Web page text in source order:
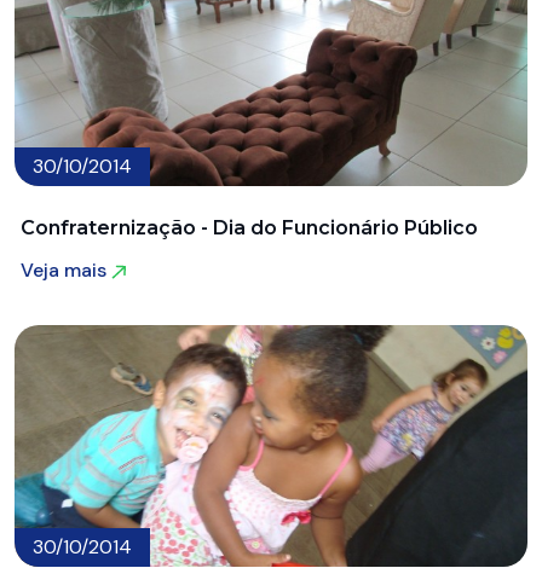
30/10/2014
Confraternização - Dia do Funcionário Público
Veja mais
30/10/2014